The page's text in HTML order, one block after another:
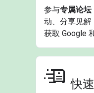
参与专属论坛
动、分享见解
获取 Google
快